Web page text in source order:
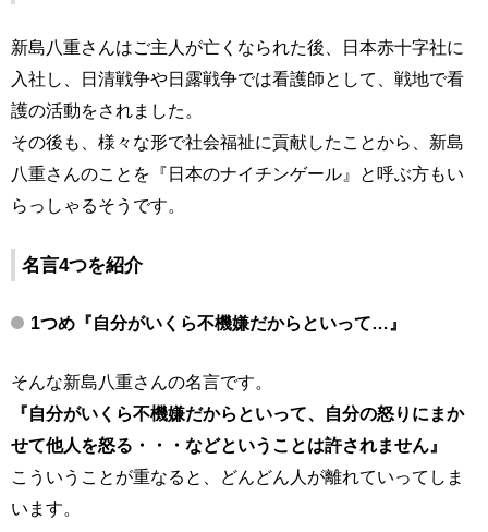
新島八重さんはご主人が亡くなられた後、日本赤十字社に
入社し、日清戦争や日露戦争では看護師として、戦地で看
護の活動をされました。
その後も、様々な形で社会福祉に貢献したことから、新島
八重さんのことを『日本のナイチンゲール』と呼ぶ方もい
らっしゃるそうです。
名言4つを紹介
1つめ 『自分がいくら不機嫌だからといって…』
そんな新島八重さんの名言です。
『自分がいくら不機嫌だからといって、自分の怒りにまか
せて他人を怒る・・・などということは許されません』
こういうことが重なると、どんどん人が離れていってしま
います。